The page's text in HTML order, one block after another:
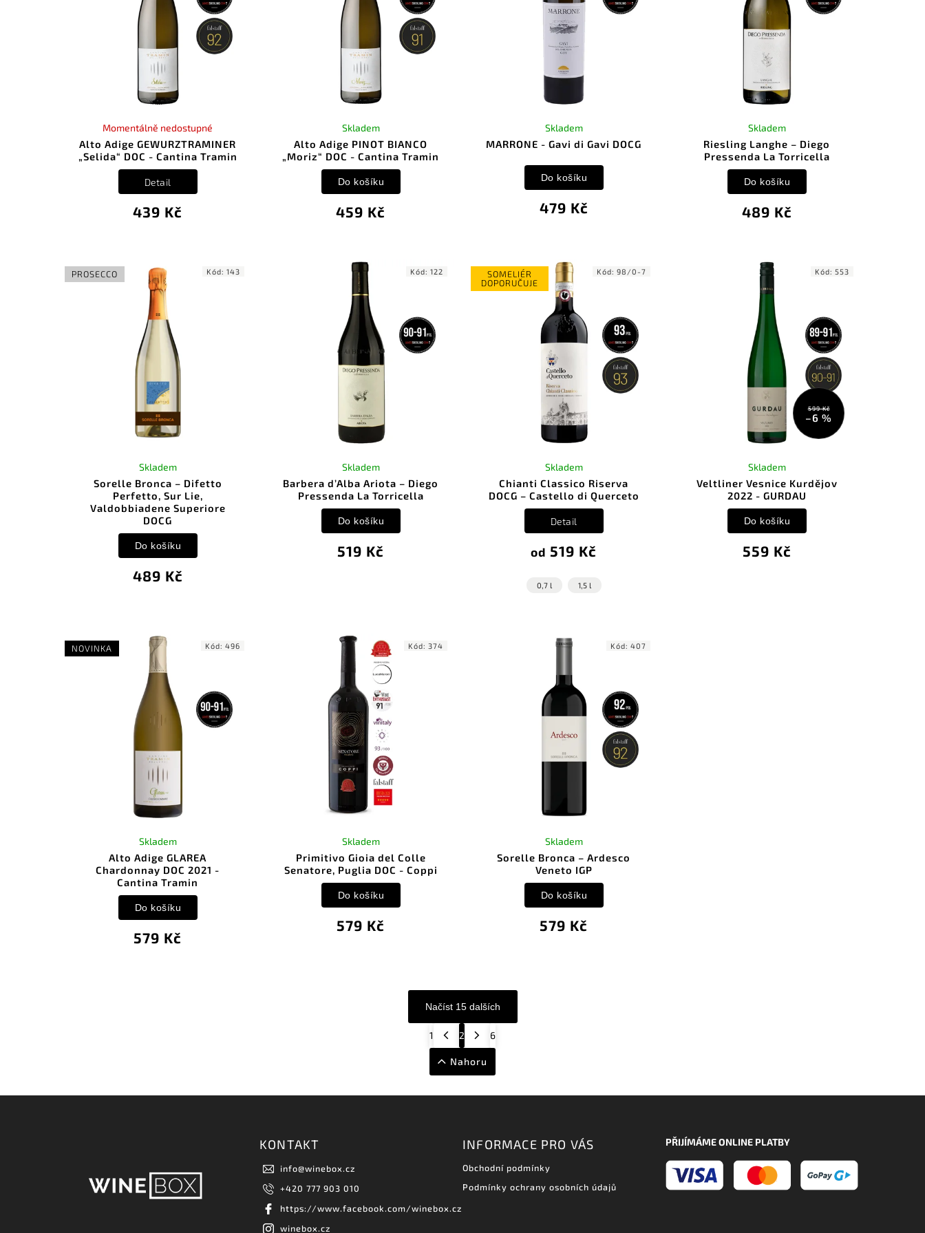
Alto Adige GEWURZTRAMINER
„Selida“ DOC - Cantina Tramin
Momentálně nedostupné
439 Kč
Detail
Alto Adige PINOT BIANCO
„Moriz“ DOC - Cantina Tramin
Skladem
459 Kč
Do košíku
MARRONE - Gavi di Gavi DOCG
Skladem
479 Kč
Do košíku
Riesling Langhe – Diego
Pressenda La Torricella
Skladem
489 Kč
Do košíku
PROSECCO
Sorelle Bronca – Difetto
Perfetto, Sur Lie,
Valdobbiadene Superiore
DOCG
Skladem
489 Kč
Do košíku
Kód:143
Barbera d’Alba Ariota – Diego
Pressenda La Torricella
Skladem
519 Kč
Do košíku
Kód:122
SOMELIÉR
DOPORUČUJE
Chianti Classico Riserva
DOCG – Castello di Querceto
Skladem
od 519 Kč
Detail
0,7 l 1,5 l
Kód:98/0-7
599 Kč
–6 %
Veltliner Vesnice Kurdějov
2022 - GURDAU
Skladem
559 Kč
Do košíku
Kód: 553
NOVINKA
Alto Adige GLAREA
Chardonnay DOC 2021 -
Cantina Tramin
Skladem
579 Kč
Do košíku
Kód:496
Primitivo Gioia del Colle
Senatore, Puglia DOC - Coppi
Skladem
579 Kč
Do košíku
Kód:374
Sorelle Bronca – Ardesco
Veneto IGP
Skladem
579 Kč
Do košíku
Kód:407
Načíst 15 dalších
1 2 6
Nahoru
KONTAKT
info@winebox.cz
+420 777 903 010
https://www.facebook.com/winebox.cz
winebox.cz
INFORMACE PRO VÁS
Obchodní podmínky
Podmínky ochrany osobních údajů
PŘIJÍMÁME ONLINE PLATBY